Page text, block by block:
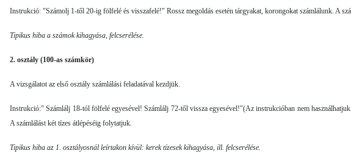
Instrukció: "Számolj 1-től 20-ig fölfelé és visszafelé!" Rossz megoldás esetén tárgyakat, korongokat számlálunk. A
Tipikus hiba a számok kihagyása, felcserélése.
2. osztály (100-as számkör)
A vizsgálatot az első osztály számlálási feladatával kezdjük.
Instrukció:" Számlálj 18-tól fölfelé egyesével! Számlálj 72-től vissza egyesével!"(Az instrukcióban nem
A számlálást két tízes átlépéséig folytatjuk.
Tipikus hiba az 1. osztályosnál leírtakon kívül: kerek tíze­sek kihagyása, ill. felcserélése.